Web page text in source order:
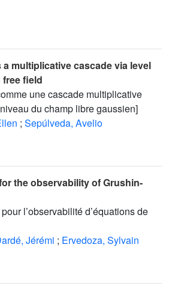
multiplicative cascade via level
field
une cascade multiplicative
du champ libre gaussien]
; Sepúlveda, Avelio
the observability of Grushin-
l’observabilité d’équations de
Jérémi ; Ervedoza, Sylvain